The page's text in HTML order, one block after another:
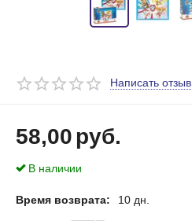
Написать отзыв
58,00руб.
В наличии
Время возврата: 10 дн.